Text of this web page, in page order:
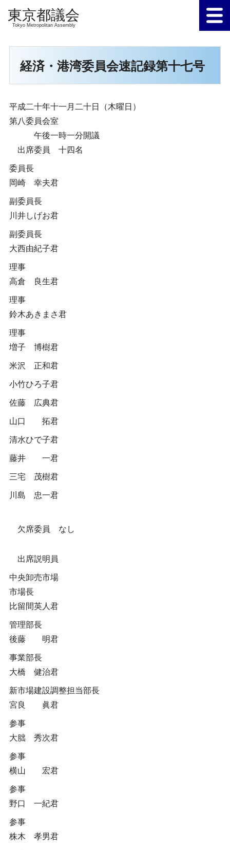
Tokyo Metropolitan Assembly
経済・港湾委員会速記録第十七号
平成二十年十一月二十日（木曜日）
第八委員会室
午後一時一分開議
出席委員 十四名
委員長
岡崎 幸夫君
副委員長
川井しげお君
副委員長
大西由紀子君
理事
高倉 良生君
理事
鈴木あきまさ君
理事
増子 博樹君
米沢 正和君
小竹ひろ子君
佐藤 広典君
山口 拓君
清水ひで子君
藤井 一君
三宅 茂樹君
川島 忠一君
欠席委員 なし
出席説明員
中央卸売市場
市場長
比留間英人君
管理部長
後藤 明君
事業部長
大橋 健治君
新市場建設調整担当部長
宮良 眞君
参事
大朏 秀次君
参事
横山 宏君
参事
野口 一紀君
参事
株木 孝男君